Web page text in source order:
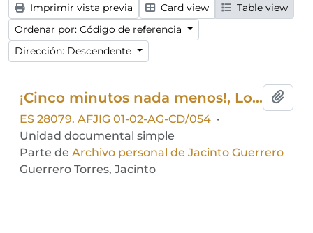
Imprimir vista previa Card view
Table view
Ordenar por: Código de referencia
Dirección: Descendente
¡Cinco minutos nada menos!, Los países bajos, Sole la peletera
ES 28079. AFJIG 01-02-AG-CD/054 ·
Unidad documental simple
Parte de Archivo personal de Jacinto Guerrero
Guerrero Torres, Jacinto